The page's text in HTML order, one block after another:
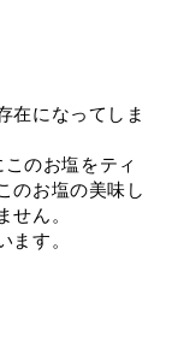
在になってしま
のお塩をティ
のお塩の美味し
ん。
す。